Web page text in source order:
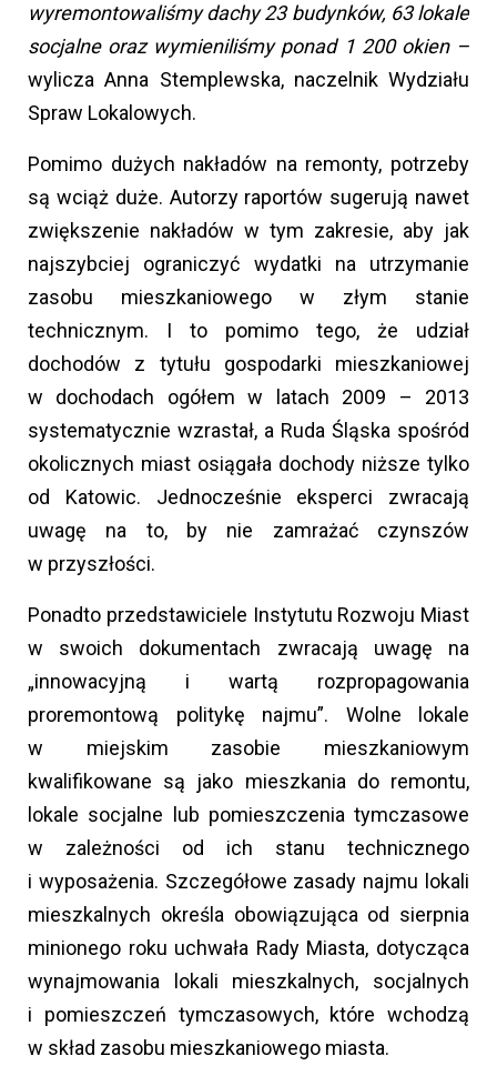
wyremontowaliśmy dachy 23 budynków, 63 lokale
socjalne oraz wymieniliśmy ponad 1 200 okien –
wylicza Anna Stemplewska, naczelnik Wydziału
Spraw Lokalowych.
Pomimo dużych nakładów na remonty, potrzeby
są wciąż duże. Autorzy raportów sugerują nawet
zwiększenie nakładów w tym zakresie, aby jak
najszybciej ograniczyć wydatki na utrzymanie
zasobu mieszkaniowego w złym stanie
technicznym. I to pomimo tego, że udział
dochodów z tytułu gospodarki mieszkaniowej
w dochodach ogółem w latach 2009 – 2013
systematycznie wzrastał, a Ruda Śląska spośród
okolicznych miast osiągała dochody niższe tylko
od Katowic. Jednocześnie eksperci zwracają
uwagę na to, by nie zamrażać czynszów
w przyszłości.
Ponadto przedstawiciele Instytutu Rozwoju Miast
w swoich dokumentach zwracają uwagę na
„innowacyjną i wartą rozpropagowania
proremontową politykę najmu”. Wolne lokale
w miejskim zasobie mieszkaniowym
kwalifikowane są jako mieszkania do remontu,
lokale socjalne lub pomieszczenia tymczasowe
w zależności od ich stanu technicznego
i wyposażenia. Szczegółowe zasady najmu lokali
mieszkalnych określa obowiązująca od sierpnia
minionego roku uchwała Rady Miasta, dotycząca
wynajmowania lokali mieszkalnych, socjalnych
i pomieszczeń tymczasowych, które wchodzą
w skład zasobu mieszkaniowego miasta.